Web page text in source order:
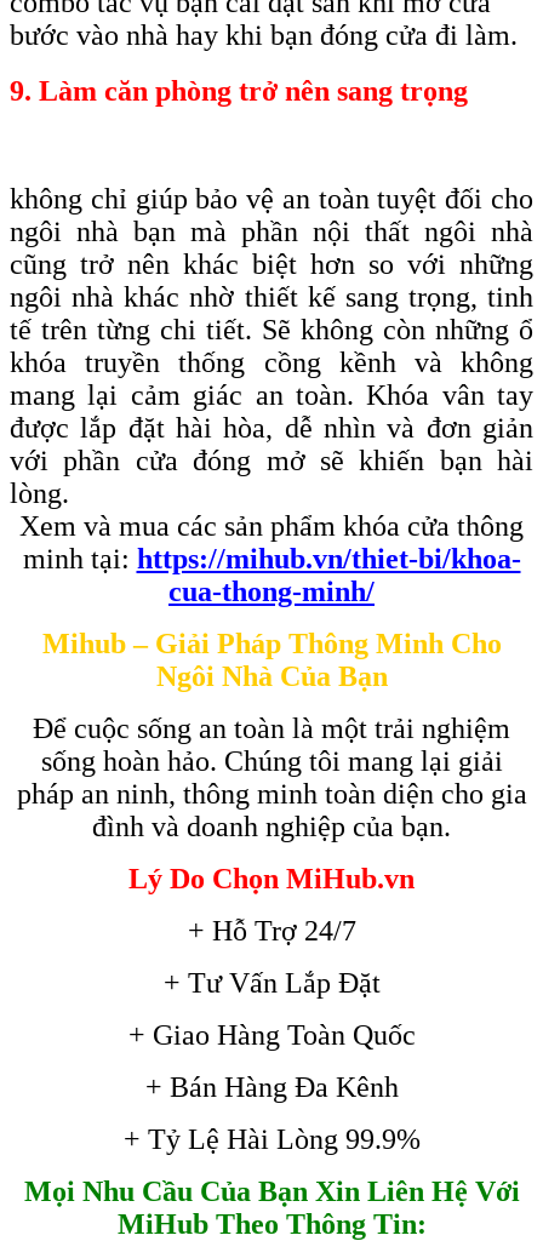
bước vào nhà hay khi bạn đóng cửa đi làm.
9. Làm căn phòng trở nên sang trọng
không chỉ giúp bảo vệ an toàn tuyệt đối cho
ngôi nhà bạn mà phần nội thất ngôi nhà
cũng trở nên khác biệt hơn so với những
ngôi nhà khác nhờ thiết kế sang trọng, tinh
tế trên từng chi tiết. Sẽ không còn những ổ
khóa truyền thống cồng kềnh và không
mang lại cảm giác an toàn. Khóa vân tay
được lắp đặt hài hòa, dễ nhìn và đơn giản
với phần cửa đóng mở sẽ khiến bạn hài
lòng.
Xem và mua các sản phẩm khóa cửa thông
minh tại: https://mihub.vn/thiet-bi/khoa-
cua-thong-minh/
Mihub – Giải Pháp Thông Minh Cho
Ngôi Nhà Của Bạn
Để cuộc sống an toàn là một trải nghiệm
sống hoàn hảo. Chúng tôi mang lại giải
pháp an ninh, thông minh toàn diện cho gia
đình và doanh nghiệp của bạn.
Lý Do Chọn MiHub.vn
+ Hỗ Trợ 24/7
+ Tư Vấn Lắp Đặt
+ Giao Hàng Toàn Quốc
+ Bán Hàng Đa Kênh
+ Tỷ Lệ Hài Lòng 99.9%
Mọi Nhu Cầu Của Bạn Xin Liên Hệ Với
MiHub Theo Thông Tin: